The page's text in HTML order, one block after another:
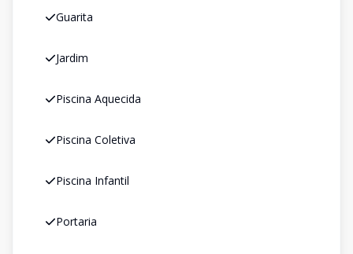
Guarita
Jardim
Piscina Aquecida
Piscina Coletiva
Piscina Infantil
Portaria